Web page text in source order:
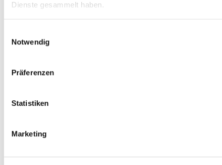
Dienste gesammelt haben.
Notwendig
Präferenzen
Statistiken
Marketing
Woche
Woche
Woche
empfohlen, die Tränkkonzentration, -menge und die